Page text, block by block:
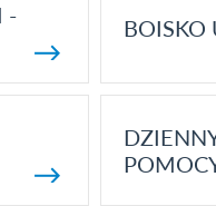
-
BOISKO